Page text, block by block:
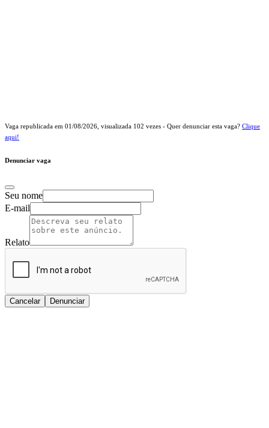
Vaga republicada em 01/08/2026 , visualizada 102 vezes - Quer denunciar esta vaga? Clique
aqui!
Denunciar vaga
Seu nome
E-mail
Relato
Cancelar Denunciar